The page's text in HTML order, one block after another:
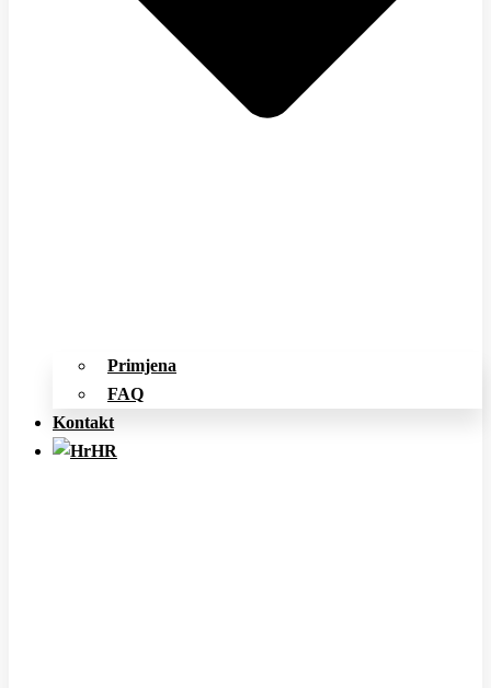
Primjena
FAQ
Kontakt
HR